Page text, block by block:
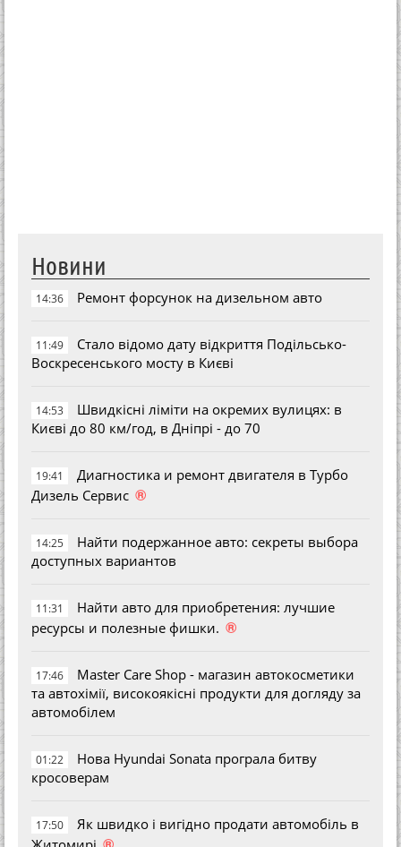
Новини
14:36 Ремонт форсунок на дизельном авто
11:49
Стало відомо дату відкриття Подільсько-
Воскресенського мосту в Києві
14:53
Швидкісні ліміти на окремих вулицях: в
Києві до 80 км/год, в Дніпрі - до 70
19:41
Диагностика и ремонт двигателя в Турбо
Дизель Сервис ®
14:25
Найти подержанное авто: секреты выбора
доступных вариантов
11:31
Найти авто для приобретения: лучшие
ресурсы и полезные фишки. ®
17:46
Master Care Shop - магазин автокосметики
та автохімії, високоякісні продукти для догляду за
автомобілем
01:22
Нова Hyundai Sonata програла битву
кросоверам
17:50
Як швидко і вигідно продати автомобіль в